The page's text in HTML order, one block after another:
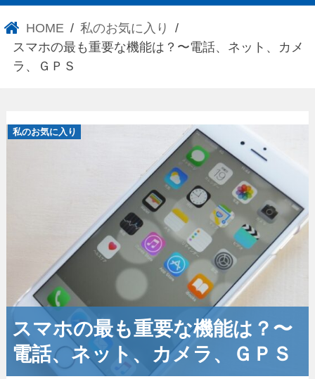
HOME
私のお気に入り
スマホの最も重要な機能は？〜電話、ネット、カメ
ラ、ＧＰＳ
私のお気に入り
スマホの最も重要な機能は？〜
電話、ネット、カメラ、ＧＰＳ